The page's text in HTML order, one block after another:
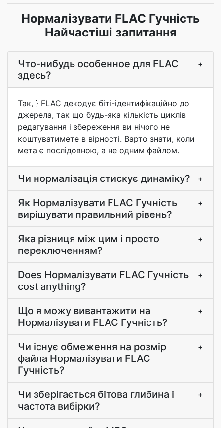
Нормалізувати FLAC Гучність
Найчастіші запитання
Что-нибудь особенное для FLAC
здесь?
+
Так, } FLAC декодує біті-ідентифікаційно до
джерела, так що будь-яка кількість циклів
редагування і збереження ви нічого не
коштуватимете в вірності. Варто знати, коли
мета є послідовною, а не одним файлом.
Чи нормалізація стискує динаміку? +
Як Нормалізувати FLAC Гучність
вирішувати правильний рівень?
+
Яка різниця між цим і просто
переключенням?
+
Does Нормалізувати FLAC Гучність
cost anything?
+
Що я можу вивантажити на
Нормалізувати FLAC Гучність?
+
Чи існує обмеження на розмір
файла Нормалізувати FLAC
Гучність?
+
Чи зберігається бітова глибина і
частота вибірки?
+